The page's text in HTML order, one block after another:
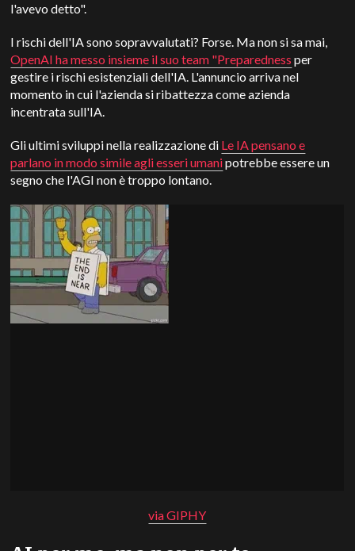
l'avevo detto".
I rischi dell'IA sono sopravvalutati? Forse. Ma non si sa mai,
OpenAI ha messo insieme il suo team "Preparedness per
gestire i rischi esistenziali dell'IA. L'annuncio arriva nel
momento in cui l'azienda si ribattezza come azienda
incentrata sull'IA.
Gli ultimi sviluppi nella realizzazione di Le IA pensano e
parlano in modo simile agli esseri umanipotrebbe essere un
segno che l'AGI non è troppo lontano.
via GIPHY